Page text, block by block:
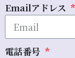
Emailアドレス
電話番号